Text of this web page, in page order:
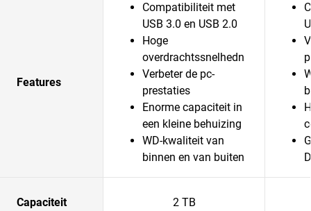
Features
Compatibiliteit met
USB 3.0 en USB 2.0
Hoge
overdrachtssnelhedn
Verbeter de pc-
prestaties
Enorme capaciteit in
een kleine behuizing
WD-kwaliteit van
binnen en van buiten
Capaciteit 2 TB